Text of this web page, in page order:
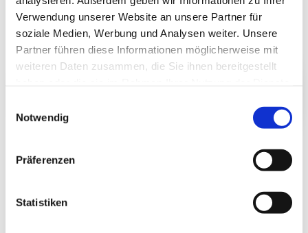
Verwendung unserer Website an unsere Partner für
soziale Medien, Werbung und Analysen weiter. Unsere
Partner führen diese Informationen möglicherweise mit
weiteren Daten zusammen, die Sie ihnen bereitgestellt
Notwendig
Präferenzen
Statistiken